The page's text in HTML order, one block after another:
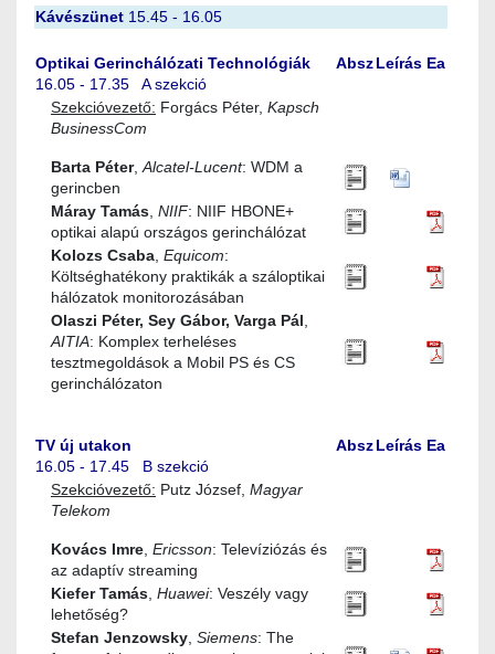
Kávészünet 15.45 - 16.05
Optikai Gerinchálózati Technológiák
16.05 - 17.35 A szekció
AbszLeírás Ea
Szekcióvezető: Forgács Péter, Kapsch
BusinessCom
Barta Péter, Alcatel-Lucent: WDM a
gerincben
Máray Tamás NIIF: NIIF HBONE+
optikai alapú országos gerinchálózat
Kolozs Csaba Equicom:
Költséghatékony praktikák a száloptikai
hálózatok monitorozásában
Olaszi Péter, Sey Gábor, Varga Pál
AITIA: Komplex terheléses
tesztmegoldások a Mobil PS és CS
gerinchálózaton
TV új utakon
16.05 - 17.45 B szekció
AbszLeírás Ea
Szekcióvezető: Putz József, Magyar
Telekom
Kovács Imre Ericsson: Televíziózás és
az adaptív streaming
Kiefer Tamás Huawei: Veszély vagy
lehetőség?
Stefan Jenzowsky Siemens: The